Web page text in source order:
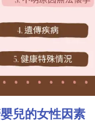
兒的女性因素